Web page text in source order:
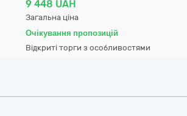
9 448 UAH
Загальна ціна
Очікування пропозицій
Відкриті торги з особливостями